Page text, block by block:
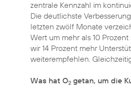
zentrale Kennzahl im
Die deutlichste
letzten zwölf Monate
Wert um mehr als 10
wir 14 Prozent mehr
weiterempfehlen.
Was hat O2 getan, um die